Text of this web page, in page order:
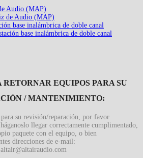
Audio (MAP)
base inalámbrica de doble canal
EQUIPOS PARA SU
/ MANTENIMIENTO:
su revisión/reparación, por favor
llegar correctamente cumplimentado,
paquete con el equipo, o bien
direcciones de e-mail: